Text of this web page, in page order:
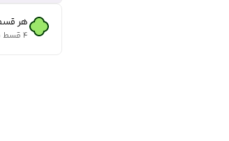
هر
۴ قسط ماهانه. بدون سود، چک و ضامن.